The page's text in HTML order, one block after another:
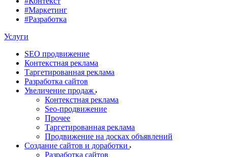
#Маркетинг
#Разработка
Услуги
SEO продвижение
Контекстная реклама
Таргетированная реклама
Разработка сайтов
Увеличение продаж
Контекстная реклама
Seo-продвижение
Прочее
Таргетированная реклама
Продвижение на досках объявлений
Создание сайтов и доработки
Разработка сайтов